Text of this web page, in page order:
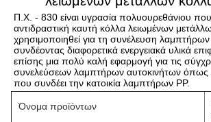
Π.Χ. - 830 είναι υγρασία πολυουρεθάνιου
αντιδραστική καυτή κόλλα λειωμένων
χρησιμοποιηθεί για τη συνέλευση λαμπτήρων
συνδέοντας διαφορετικά ενεργειακά υλικά
επίσης μια πολύ καλή εφαρμογή για τις
συνελεύσεων λαμπτήρων αυτοκινήτων
που συνδέει την κατοικία λαμπτήρων PP.
Όνομα προϊόντων